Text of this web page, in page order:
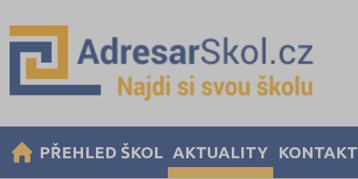
PŘEHLED ŠKOL AKTUALITY